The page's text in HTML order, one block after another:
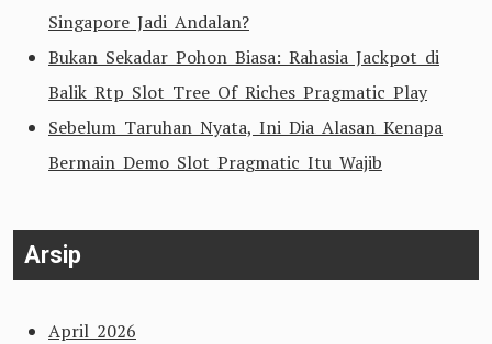
Singapore Jadi Andalan?
Bukan Sekadar Pohon Biasa: Rahasia Jackpot di
Balik Rtp Slot Tree Of Riches Pragmatic Play
Sebelum Taruhan Nyata, Ini Dia Alasan Kenapa
Bermain Demo Slot Pragmatic Itu Wajib
Arsip
April 2026